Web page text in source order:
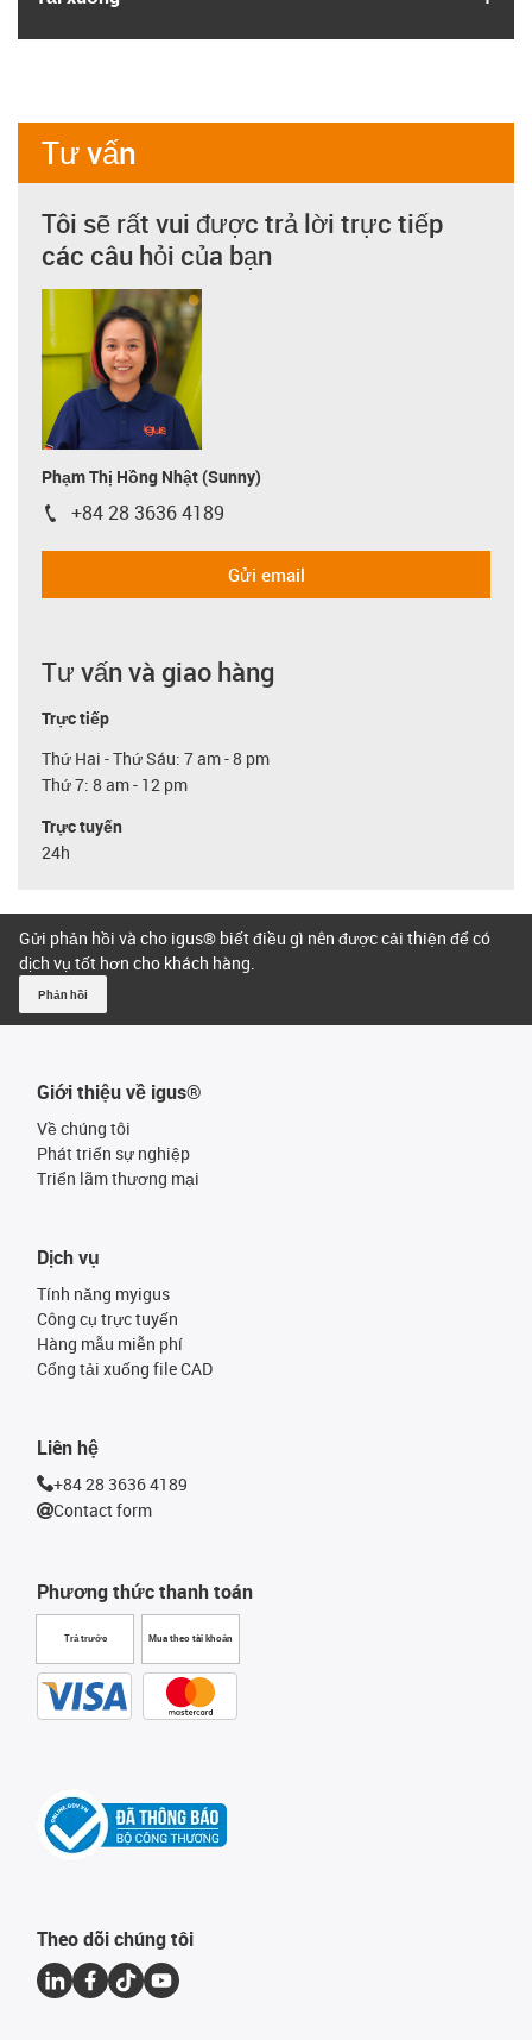
Tư vấn
Tôi sẽ rất vui được trả lời trực tiếp
các câu hỏi của bạn
Phạm Thị Hồng Nhật (Sunny)
igus-icon-phone
+84 28 3636 4189
Gửi email
Tư vấn và giao hàng
Trực tiếp
Thứ Hai - Thứ Sáu: 7 am - 8 pm
Thứ 7: 8 am - 12 pm
Trực tuyến
24h
Gửi phản hồi và cho igus® biết điều gì nên được cải thiện để có
dịch vụ tốt hơn cho khách hàng.
Phản hồi
Giới thiệu về igus®
Về chúng tôi
Phát triển sự nghiệp
Triển lãm thương mại
Phương thức thanh toán
Trả trước Mua theo tài khoản
Dịch vụ
Tính năng myigus
Công cụ trực tuyến
Hàng mẫu miễn phí
Cổng tải xuống file CAD
Liên hệ
+84 28 3636 4189
Contact form
Theo dõi chúng tôi